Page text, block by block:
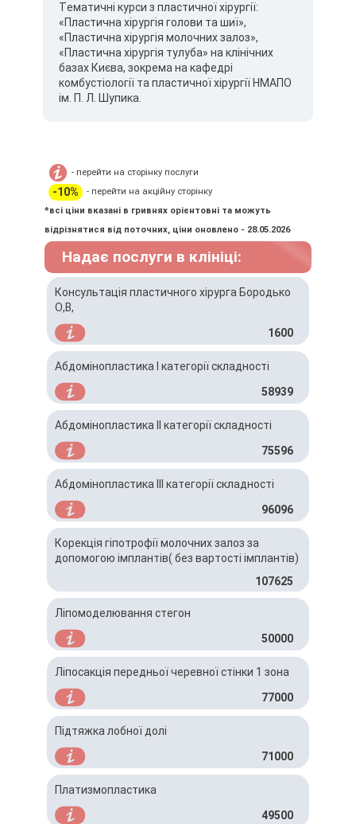
Тематичні курси з пластичної хірургії:
«Пластична хірургія голови та шиї»,
«Пластична хірургія молочних залоз»,
«Пластична хірургія тулуба» на клінічних
базах Києва, зокрема на кафедрі
комбустіології та пластичної хірургії НМАПО
ім. П. Л. Шупика.
- перейти на сторінку послуги
-10%
- перейти на акційну сторінку
*всі ціни вказані в гривнях орієнтовні та можуть
відрізнятися від поточних, ціни оновлено - 28.05.2026
Надає послуги в клініці:
Консультація пластичного хірурга Бородько
О,В,
1600
Абдомінопластика І категорії складності
58939
Абдомінопластика ІІ категорії складності
75596
Абдомінопластика ІІІ категорії складності
96096
Корекція гіпотрофії молочних залоз за
допомогою імплантів( без вартості імплантів)
107625
Ліпомоделювання стегон
50000
Ліпосакція передньої черевної стінки 1 зона
77000
Підтяжка лобної долі
71000
Платизмопластика
49500